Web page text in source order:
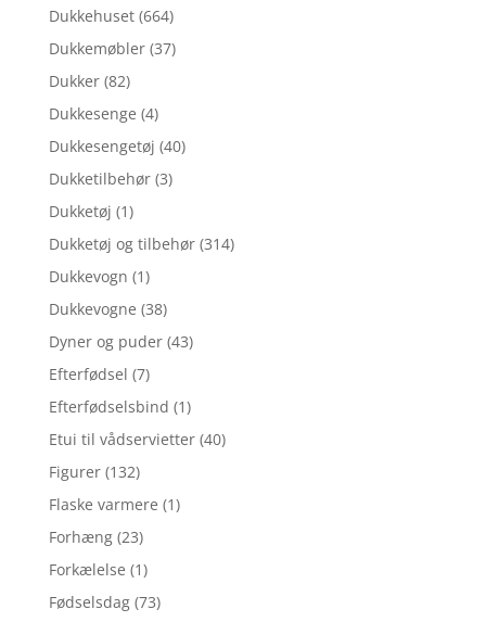
Dukkehuset (664)
Dukkemøbler (37)
Dukker (82)
Dukkesenge (4)
Dukkesengetøj (40)
Dukketilbehør (3)
Dukketøj (1)
Dukketøj og tilbehør (314)
Dukkevogn (1)
Dukkevogne (38)
Dyner og puder (43)
Efterfødsel (7)
Efterfødselsbind (1)
Etui til vådservietter (40)
Figurer (132)
Flaske varmere (1)
Forhæng (23)
Forkælelse (1)
Fødselsdag (73)